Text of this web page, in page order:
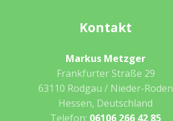
Kontakt
Markus Metzger
Frankfurter Straße 29
63110 Rodgau / Nieder-Roden
Hessen, Deutschland
Telefon: 06106 266 42 85